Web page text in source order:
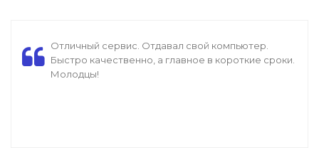
Отличный сервис. Отдавал свой компьютер.
Быстро качественно, а главное в короткие сроки.
Молодцы!